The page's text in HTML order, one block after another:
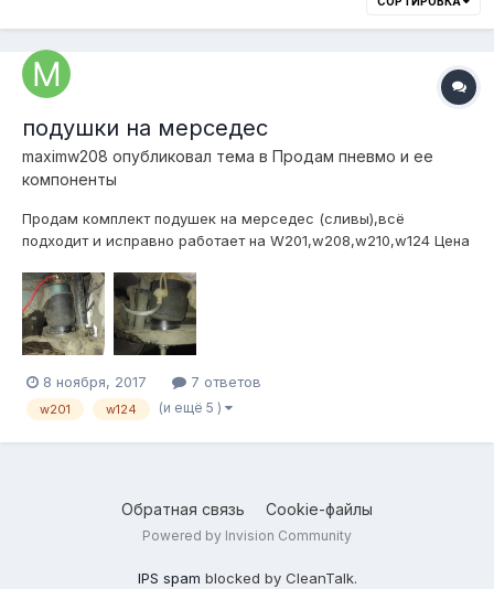
подушки на мерседес
maximw208 опубликовал тема в Продам пневмо и ее
компоненты
Продам комплект подушек на мерседес (сливы),всё
подходит и исправно работает на W201,w208,w210,w124 Цена
телефону 953-153-81-62
8 ноября, 2017 7 ответов
w201 w124 (и ещё 5 )
Обратная связь Cookie-файлы
Powered by Invision Community
IPS spam blocked by CleanTalk.